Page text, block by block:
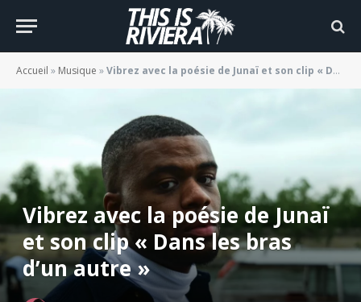
Accueil » Musique »Vibrez avec la poésie de Junaï et son clip « Dans les bras d’un autre »
Vibrez avec la poésie de Junaï
et son clip « Dans les bras
d’un autre »